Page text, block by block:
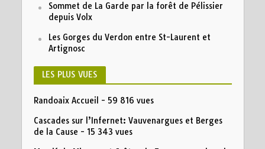
Sommet de La Garde par la forêt de Pélissier
depuis Volx
Les Gorges du Verdon entre St-Laurent et
Artignosc
LES PLUS VUES
Randoaix Accueil - 59 816 vues
Cascades sur l’Infernet: Vauvenargues et Berges
de la Cause - 15 343 vues